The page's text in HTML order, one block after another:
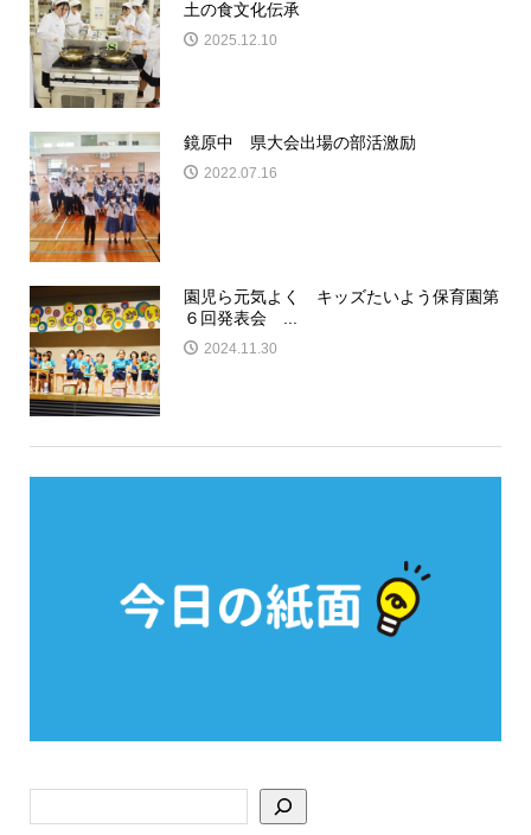
土の食文化伝承
2025.12.10
鏡原中 県大会出場の部活激励
2022.07.16
園児ら元気よく キッズたいよう保育園第
６回発表会 ...
2024.11.30